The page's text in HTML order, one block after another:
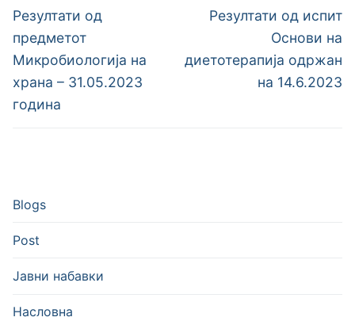
на
напис
Previous
post:
Резултати од
предметот
Микробиологија на
храна – 31.05.2023
година
Next
Резултати од испит
Основи на
диетотерапија одржан
на 14.6.2023
Blogs
Post
Јавни набавки
Насловна